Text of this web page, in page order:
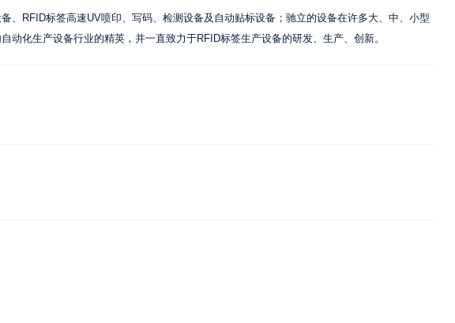
RFID标签高速UV喷印、写码、检测设备及自动贴标设备；驰立的设备在许多大、中、小型
化生产设备行业的精英，并一直致力于RFID标签生产设备的研发、生产、创新。